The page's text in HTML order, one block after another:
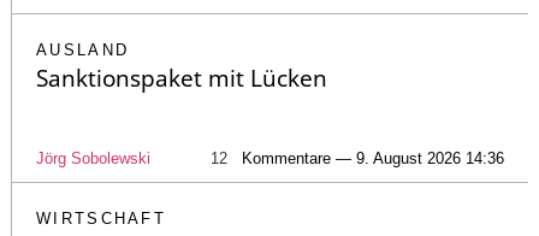
AUSLAND
Sanktionspaket mit Lücken
Jörg Sobolewski 12 Kommentare — 9. August 2026 14:36
WIRTSCHAFT